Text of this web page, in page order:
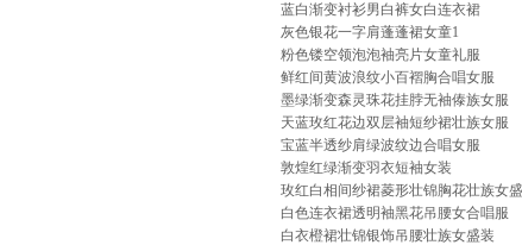
蓝白渐变衬衫男白裤女白连衣裙
灰色银花一字肩蓬蓬裙女童1
粉色镂空领泡泡袖亮片女童礼服
鲜红间黄波浪纹小百褶胸合唱女服
墨绿渐变森灵珠花挂脖无袖傣族女服
天蓝玫红花边双层袖短纱裙壮族女服
宝蓝半透纱肩绿波纹边合唱女服
敦煌红绿渐变羽衣短袖女装
玫红白相间纱裙菱形壮锦胸花壮族女
白色连衣裙透明袖黑花吊腰女合唱服
白衣橙裙壮锦银饰吊腰壮族女盛装